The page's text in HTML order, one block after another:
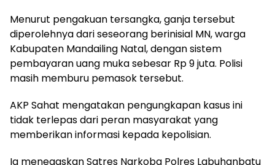
Menurut pengakuan tersangka, ganja tersebut
diperolehnya dari seseorang berinisial MN, warga
Kabupaten Mandailing Natal, dengan sistem
pembayaran uang muka sebesar Rp 9 juta. Polisi
masih memburu pemasok tersebut.
AKP Sahat mengatakan pengungkapan kasus ini
tidak terlepas dari peran masyarakat yang
memberikan informasi kepada kepolisian.
Ia menegaskan Satres Narkoba Polres Labuhanbatu